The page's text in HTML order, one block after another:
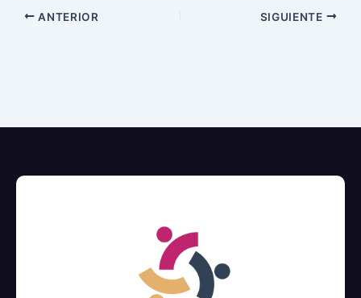
ANTERIOR SIGUIENTE